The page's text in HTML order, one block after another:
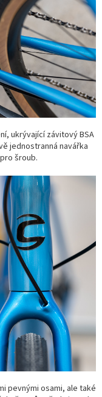
ukrývající závitový BSA
jednostranná navářka
šroub.
pevnými osami, ale také